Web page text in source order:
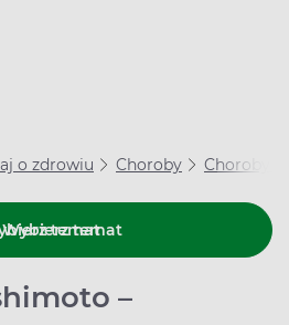
o zdrowiu Choroby Choroby
Wybierz temat
–